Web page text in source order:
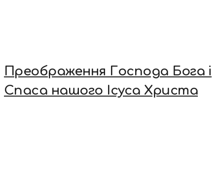
Преображення Господа Бога і
Спаса нашого Ісуса Христа